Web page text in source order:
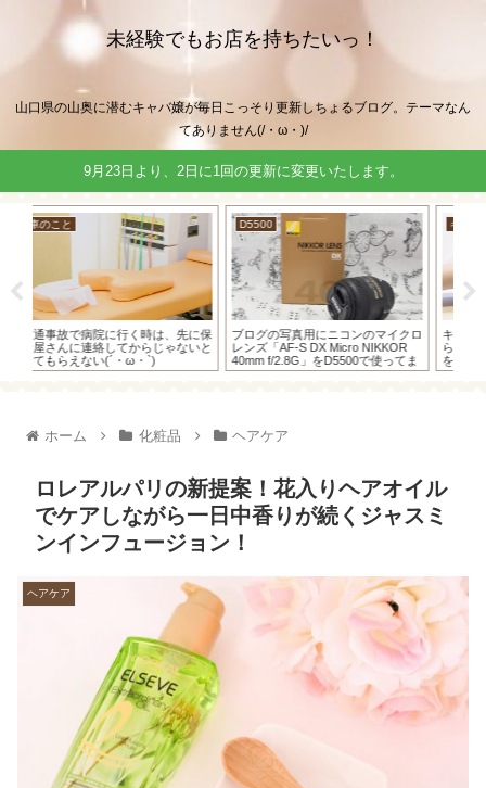
未経験でもお店を持ちたいっ！
山口県の山奥に潜むキャバ嬢が毎日こっそり更新しちょるブログ。テーマなん
てありません(/・ω・)/
9月23日より、2日に1回の更新に変更いたします。
キャバクラのようなとこ
キャバ嬢(ホステス)がいつも報酬か
ら引かれてるあの源泉徴収の計算式
を教えちゃうよ～！
車のこと
車の香水の「エアースペンサー」っ
て知ってる？長年愛用してる私が自
信を持ってオススメする理由(・
ω・)ノ
ホーム 化粧品 ヘアケア
ロレアルパリの新提案！花入りヘアオイル
でケアしながら一日中香りが続くジャスミ
ンインフュージョン！
ヘアケア